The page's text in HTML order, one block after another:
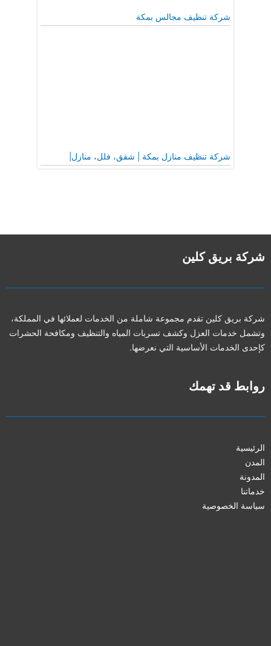
شركة تنظيف مجالس بمكة
شركة تنظيف منازل بمكة | شقق، فلل، منازل|
شركة بريق كلين
شركة بريق كلين تقدم مجموعة شاملة من الخدمات لعملائها في المملكة،
وتشمل خدمات العزل وكشف تسربات المياه والتنظيف ومكافحة الحشرات
كإحدى الخدمات الأساسية التي نعرضها.
روابط قد تهمك
الرئيسية
المدن
المدونة
خدماتنا
سياسة الخصوصية